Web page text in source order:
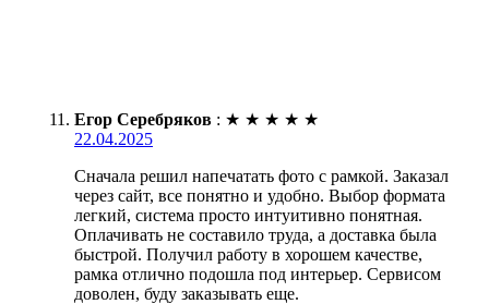
Егор Серебряков : ★ ★ ★ ★ ★
22.04.2025
Сначала решил напечатать фото с рамкой. Заказал
через сайт, все понятно и удобно. Выбор формата
легкий, система просто интуитивно понятная.
Оплачивать не составило труда, а доставка была
быстрой. Получил работу в хорошем качестве,
рамка отлично подошла под интерьер. Сервисом
доволен, буду заказывать еще.